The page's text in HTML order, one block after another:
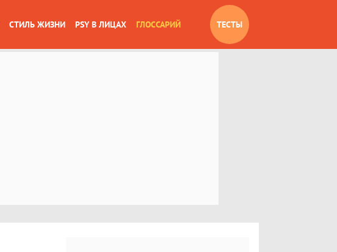
СТИЛЬ ЖИЗНИ PSY В ЛИЦАХ ГЛОССАРИЙ ТЕСТЫ